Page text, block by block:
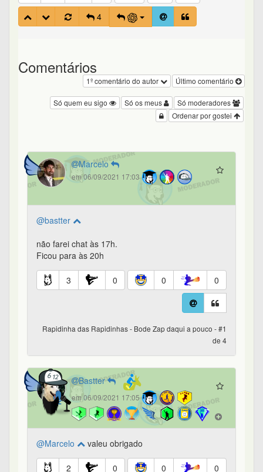
4
Comentários
Último comentário
1º comentário do autor
Só moderadores
Só os meus
Só quem eu sigo
Ordenar por gostei
Marcelo
em 06/09/2021 17:03
@bastter
não farei chat às 17h.
Ficou para às 20h
3 0 0 0
Rapidinha das Rapidinhas - Bode Zap daqui a pouco - #1
de 4
Bastter
em 06/09/2021 17:05
@Marcelo valeu obrigado
2 0 0 0